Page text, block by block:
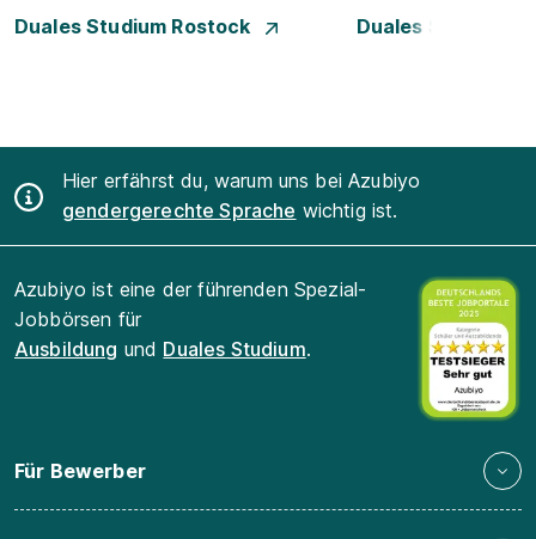
Duales Studium Rostock
Duales Studium
Hier erfährst du, warum uns bei Azubiyo
gendergerechte Sprache wichtig ist.
Azubiyo ist eine der führenden Spezial-
Jobbörsen für
Ausbildung und Duales Studium.
Für Bewerber